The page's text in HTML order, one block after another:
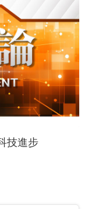
開源共贏 引領科技進步